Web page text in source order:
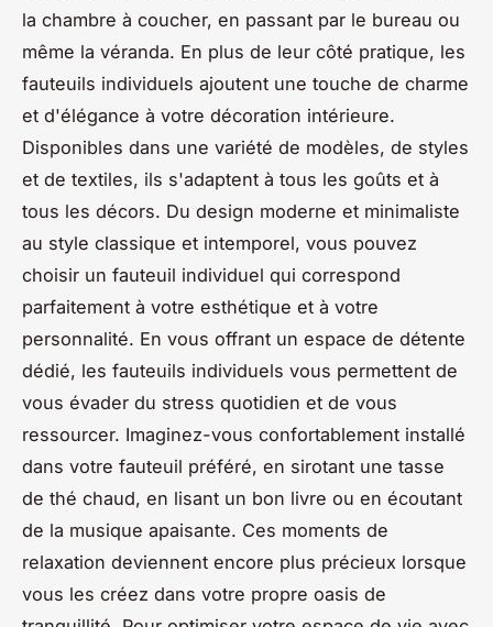
la chambre à coucher, en passant par le bureau ou
même la véranda. En plus de leur côté pratique, les
fauteuils individuels ajoutent une touche de charme
et d'élégance à votre décoration intérieure.
Disponibles dans une variété de modèles, de styles
et de textiles, ils s'adaptent à tous les goûts et à
tous les décors. Du design moderne et minimaliste
au style classique et intemporel, vous pouvez
choisir un fauteuil individuel qui correspond
parfaitement à votre esthétique et à votre
personnalité. En vous offrant un espace de détente
dédié, les fauteuils individuels vous permettent de
vous évader du stress quotidien et de vous
ressourcer. Imaginez-vous confortablement installé
dans votre fauteuil préféré, en sirotant une tasse
de thé chaud, en lisant un bon livre ou en écoutant
de la musique apaisante. Ces moments de
relaxation deviennent encore plus précieux lorsque
vous les créez dans votre propre oasis de